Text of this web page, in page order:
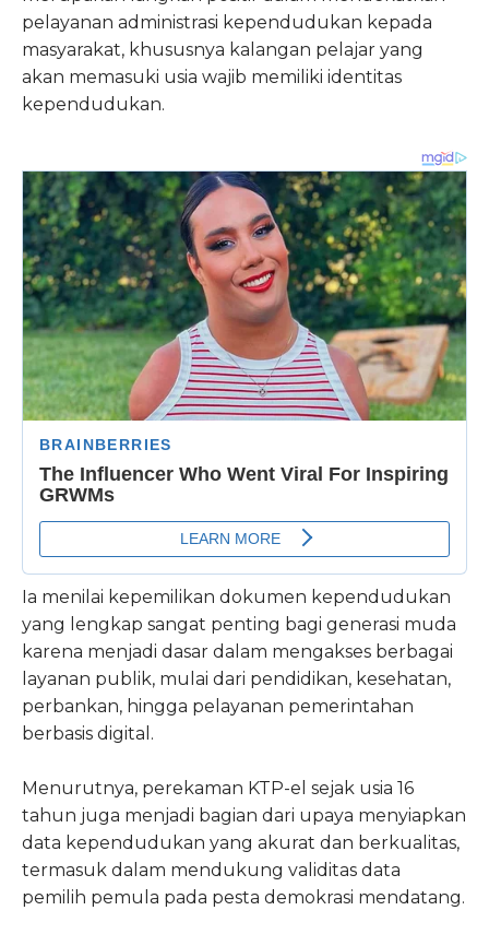
pelayanan administrasi kependudukan kepada
masyarakat, khususnya kalangan pelajar yang
akan memasuki usia wajib memiliki identitas
kependudukan.
Ia menilai kepemilikan dokumen kependudukan
yang lengkap sangat penting bagi generasi muda
karena menjadi dasar dalam mengakses berbagai
layanan publik, mulai dari pendidikan, kesehatan,
perbankan, hingga pelayanan pemerintahan
berbasis digital.
Menurutnya, perekaman KTP-el sejak usia 16
tahun juga menjadi bagian dari upaya menyiapkan
data kependudukan yang akurat dan berkualitas,
termasuk dalam mendukung validitas data
pemilih pemula pada pesta demokrasi mendatang.